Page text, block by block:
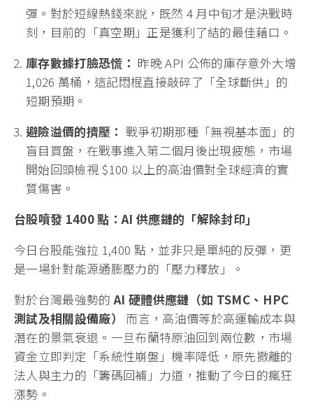
彈。對於短線熱錢來說，既然 4 月中旬才是決戰時
刻，目前的「真空期」正是獲利了結的最佳藉口。
庫存數據打臉恐慌： 昨晚 API 公佈的庫存意外大增
1,026 萬桶，這記悶棍直接敲碎了「全球斷供」的
短期預期。
避險溢價的擠壓： 戰爭初期那種「無視基本面」的
盲目買盤，在戰事進入第二個月後出現疲態，市場
開始回頭檢視 $100 以上的高油價對全球經濟的實
質傷害。
台股噴發 1400 點：AI 供應鏈的「解除封印」
今日台股能強拉 1,400 點，並非只是單純的反彈，更
是一場針對能源通膨壓力的「壓力釋放」。
對於台灣最強勢的AI 硬體供應鏈（如 TSMC、HPC
測試及相關設備廠）
而言，高油價等於高運輸成本與
潛在的景氣衰退。一旦布蘭特原油回到兩位數，市場
資金立即判定「系統性崩盤」機率降低，原先撤離的
法人與主力的「籌碼回補」力道，推動了今日的瘋狂
漲勢。